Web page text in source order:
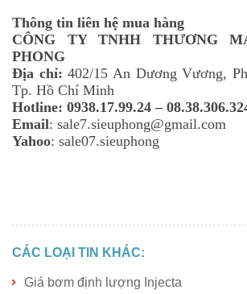
Thông tin liên hệ mua hàng
CÔNG TY TNHH THƯƠNG
PHONG
Địa chỉ: 402/15 An Dương Vương,
Tp. Hồ Chí Minh
Hotline: 0938.17.99.24 –
Email: sale7.sieuphong@gmail.com
Yahoo: sale07.sieuphong
CÁC LOẠI TIN KHÁC:
Giá bơm định lượng Injecta